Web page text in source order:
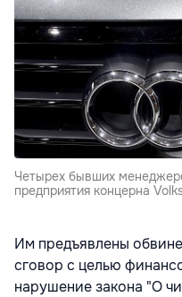
Четырех бывших
предприятия концерна
Им предъявлены
сговор с целью
нарушение закона "О